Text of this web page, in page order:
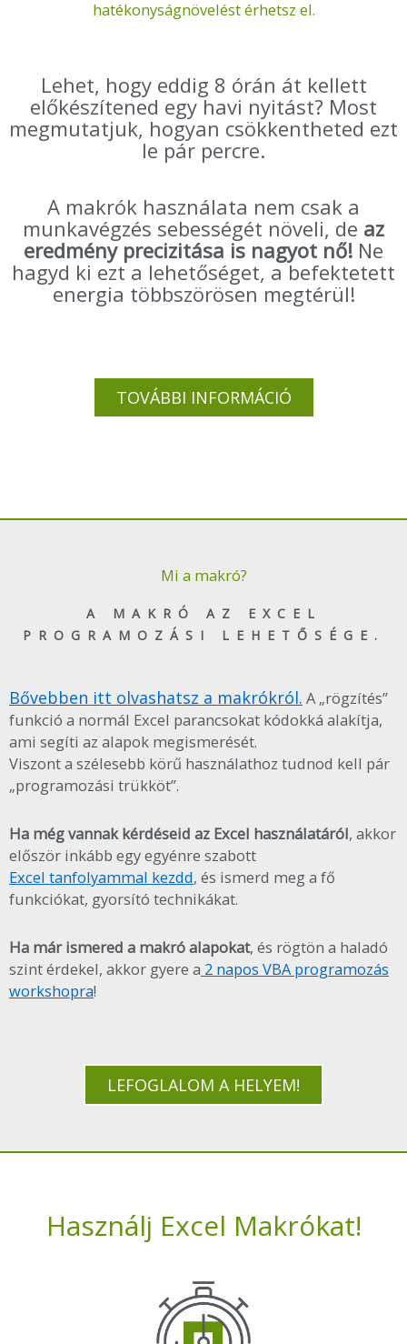
hatékonyságnövelést érhetsz el.
Lehet, hogy eddig 8 órán át kellett
előkészítened egy havi nyitást? Most
megmutatjuk, hogyan csökkentheted ezt
le pár percre.
A makrók használata nem csak a
munkavégzés sebességét növeli, de az
eredmény precizitása is nagyot nő! Ne
hagyd ki ezt a lehetőséget, a befektetett
energia többszörösen megtérül!
TOVÁBBI INFORMÁCIÓ
Mi a makró?
A MAKRÓ AZ EXCEL
PROGRAMOZÁSI LEHETŐSÉGE.
Bővebben itt olvashatsz a makrókról. A „rögzítés”
funkció a normál Excel parancsokat kódokká alakítja,
ami segíti az alapok megismerését.
Viszont a szélesebb körű használathoz tudnod kell pár
„programozási trükköt”.
Ha még vannak kérdéseid az Excel használatáról, akkor
először inkább egy egyénre szabott
Excel tanfolyammal kezdd, és ismerd meg a fő
funkciókat, gyorsító technikákat.
Ha már ismered a makró alapokat, és rögtön a haladó
szint érdekel, akkor gyere a 2 napos VBA programozás
workshopra!
LEFOGLALOM A HELYEM!
Használj Excel Makrókat!